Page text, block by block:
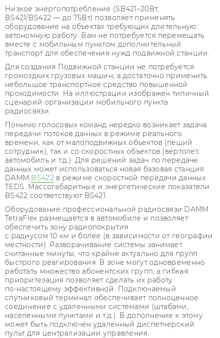
Низкое энергопотребление (SB421–20Вт,
BS421/BS422 — до 75Вт) позволяет применять
оборудование на объектах требующих длительную
автономную работу. Вам не потребуется перемещать
вместе с мобильным пунктом дополнительный
транспорт для обеспечения нужд подвижной станции.
Для создания Подвижной станции не потребуется
громоздких грузовых машин, а достаточно применить
небольшое транспортное средство повышенной
проходимости. На иллюстрации изображен типичный
сценарий организации мобильного пункта
радиосвязи.
Помимо голосовых команд нередко возникает задача
передачи потоков данных в режиме реального
времени, как от малоподвижных объектов (пеший
сотрудник), так и со скоростных объектов (вертолет,
автомобиль и т.д.). Для решений задач по передаче
данных может использоваться новая базовая станция
DAMM BS422в режиме скоростной передачи данных
TEDS. Массогабаритные и энергетические показатели
BS422 соответствуют BS421.
Оборудование профессиональной радиосвязи DAMM
TetraFlex размещается в автомобиле и позволяет
обеспечить зону радиопокрытия
с радиусом 10 км и более (в зависимости от географии
местности). Разворачивание системы занимает
считанные минуты, что крайне актуально для групп
быстрого реагирования. В зоне могут одновременно
работать множество абонентских групп, а гибкая
приоритезация позволяет сделать их работу
по‑настоящему эффективной. Подключаемый
спутниковый терминал обеспечивает полноценное
соединение с удаленными системами (штабами,
населенными пунктами и т.д.). В дополнение к этому
может быть подключён удаленный диспетчерский
пульт для централизации управления.